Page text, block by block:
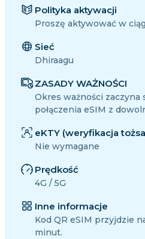
Polityka aktywacji
Proszę aktywować w
Sieć
Dhiraagu
ZASADY WAŻNOŚCI
Okres ważności zaczyna
połączenia eSIM z
eKTY (weryfikacja
Nie wymagane
Prędkość
4G / 5G
Inne informacje
Kod QR eSIM przyjdzie
minut.